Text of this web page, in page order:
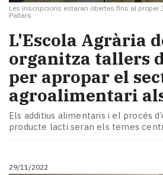
Les inscripcions estaran obertes fins al proper
Pallars
L'Escola Agrària
organitza tallers
per apropar el
agroalimentari
Els additius alimentaris i el procés
producte lacti seran els temes
29/11/2022